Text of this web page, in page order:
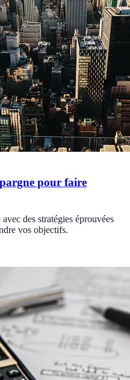
pour faire
des stratégies éprouvées
vos objectifs.